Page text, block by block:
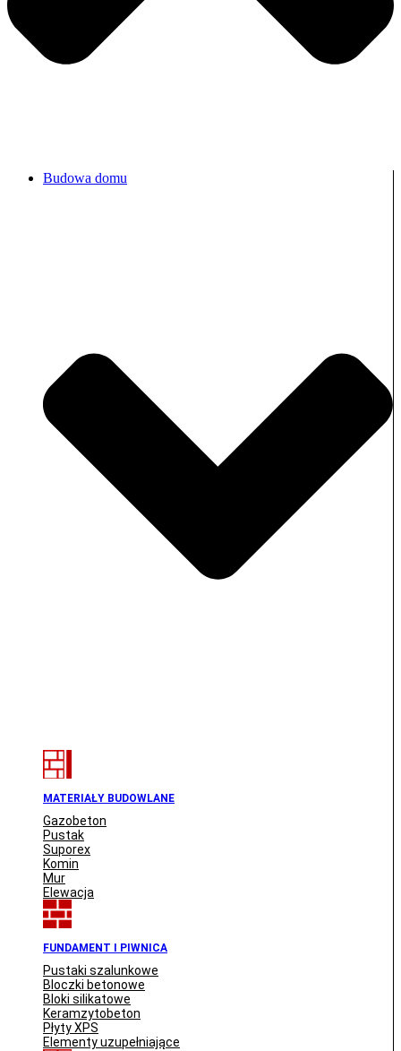
Budowa domu
MATERIAŁY BUDOWLANE
Gazobeton
Pustak
Suporex
Komin
Mur
Elewacja
FUNDAMENT I PIWNICA
Pustaki szalunkowe
Bloczki betonowe
Bloki silikatowe
Keramzytobeton
Płyty XPS
Elementy uzupełniające